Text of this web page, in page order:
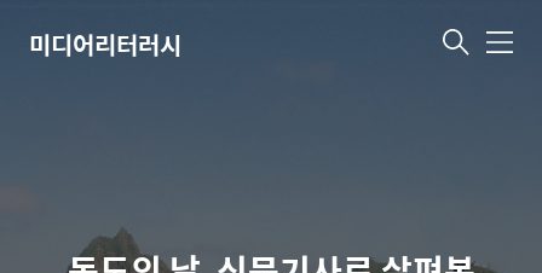
미디어리터러시 메